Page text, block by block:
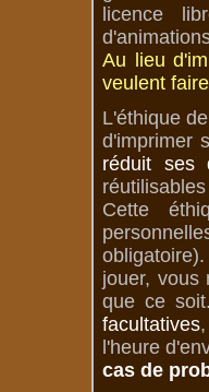
licence
Au lieu
veulent
L'éthique
d'imprimer
réduit ses
Cette
jouer, vous
que ce
facultatives
l'heure
cas de